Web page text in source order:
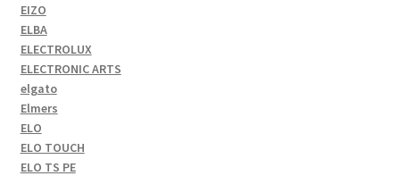
EIZO
ELBA
ELECTROLUX
ELECTRONIC ARTS
elgato
Elmers
ELO
ELO TOUCH
ELO TS PE